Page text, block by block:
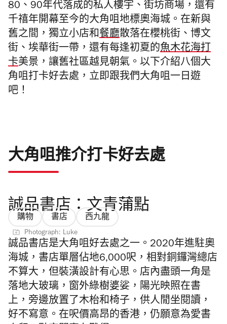
80、90年代落成的私人樓宇、街坊商場，還有
千禧年開幕至今的大角咀地標奧海城。在新與
舊之間，獨立小店和餐廳散落在櫻桃街、博文
街、埃華街一帶，還有每逢初夏的魚木花海打
卡美景，讓舊社區越見朝氣。以下介紹八個大
角咀打卡好去處 ，立即跟我們大角咀一日遊
吧！
大角咀推介打卡好去處
誠品書店：文青蒲點
購物 書店 西九龍
Photograph: Luke
誠品書店是大角咀好去處之一。 2020年進駐奧
海城，書店單層佔地6,000呎，相對銅鑼灣總店
不算大，但裝潢設計有心思。店內盡頭一角是
落地大玻璃，窗外綠樹婆娑，陽光映照在書
上，旁邊放置了木枱和椅子，供人閒坐閱讀，
好不寫意。在呎價高昂的香港，仍願意為愛書